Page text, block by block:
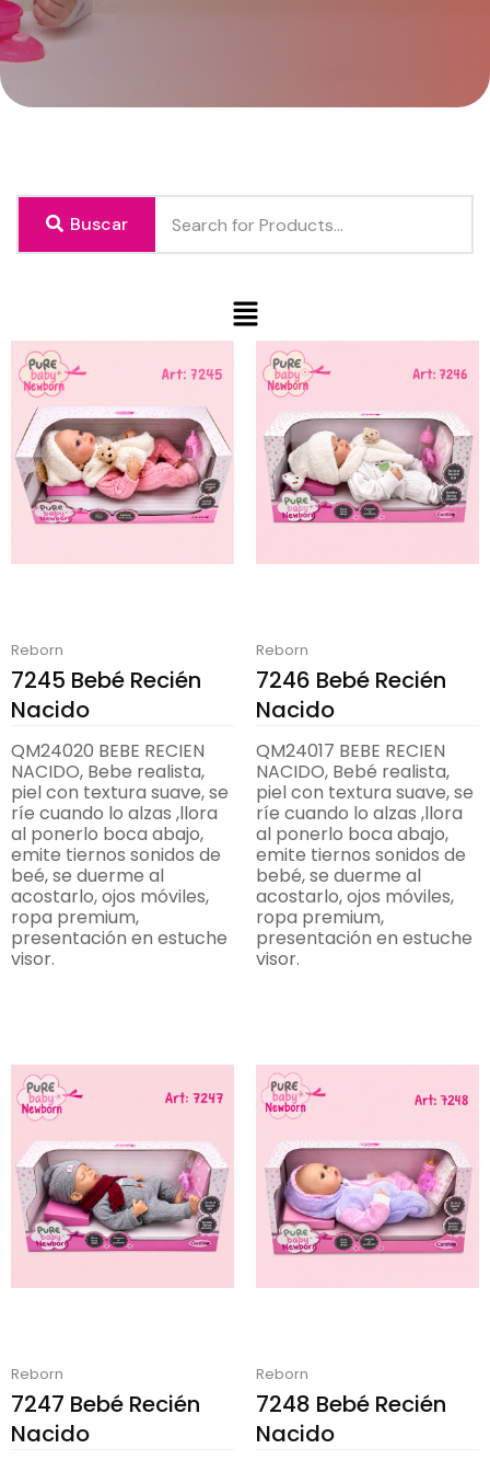
Buscar
Menú
Reborn
7245 Bebé Recién
Nacido
QM24020 BEBE RECIEN
NACIDO, Bebe realista,
piel con textura suave, se
ríe cuando lo alzas ,llora
al ponerlo boca abajo,
emite tiernos sonidos de
beé, se duerme al
acostarlo, ojos móviles,
ropa premium,
presentación en estuche
visor.
Reborn
7246 Bebé Recién
Nacido
QM24017 BEBE RECIEN
NACIDO, Bebé realista,
piel con textura suave, se
ríe cuando lo alzas ,llora
al ponerlo boca abajo,
emite tiernos sonidos de
bebé, se duerme al
acostarlo, ojos móviles,
ropa premium,
presentación en estuche
visor.
Reborn
7247 Bebé Recién
Nacido
Reborn
7248 Bebé Recién
Nacido